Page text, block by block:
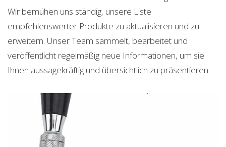
Wir bemühen uns ständig, unsere Liste
empfehlenswerter Produkte zu aktualisieren und zu
erweitern. Unser Team sammelt, bearbeitet und
veröffentlicht regelmäßig neue Informationen, um sie
Ihnen aussagekräftig und übersichtlich zu präsentieren.